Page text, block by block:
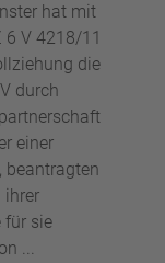
hat mit
6 V 4218/11
die
durch
einer
beantragten
ihrer
für sie
...